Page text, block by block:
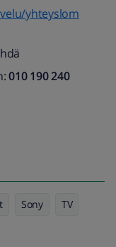
yhteyslom
010 190 240
Sony TV